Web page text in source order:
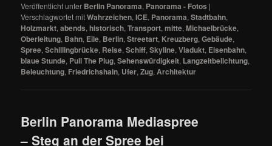
Veröffentlicht unter Berlin Panorama, Panorama - Fotos |
Verschlagwortet mitWahrzeichen,ICE, Panorama,Stadtbahn,
Holzmarkt,abends,historisch,Transport,mitte,Michaelbrücke,
Oberleitung, Bahn, Eile, Berlin,Streetart, Kreuzberg,Gebäude,
Spree,Schillingbrücke, Reise,Schiff,Skyline,Viadukt, Eisenbahn,
blaue Stunde, Pull The Plug,Sehenswürdigkeit, Langzeitbelichtung,
Beleuchtung, Friedrichshain, Ufer,Zug, Architektur
Berlin Panorama Mediaspree
– Steg an der Spree bei